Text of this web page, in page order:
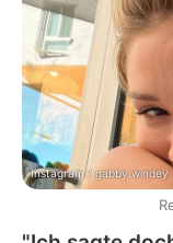
Instagram / gabby.windey